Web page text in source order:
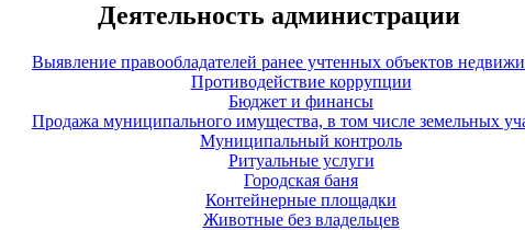
Деятельность администрации
Выявление правообладателей ранее учтенных объектов
Противодействие коррупции
Бюджет и финансы
Продажа муниципального имущества, в том числе земельных
Муниципальный контроль
Ритуальные услуги
Городская баня
Контейнерные площадки
Животные без владельцев